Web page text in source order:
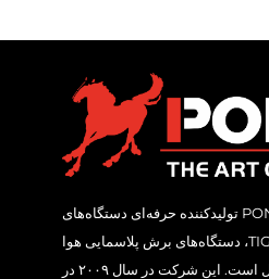
شرکت PONEY Limited تولیدکننده حرفه‌ای دستگاه‌های
جوشکاری MIG، MMA و TIG، دستگاه‌های برش پلاسمایی هوا
و شارژرهای باتری اتومبیل است. این شرکت در سال ۲۰۰۹ در